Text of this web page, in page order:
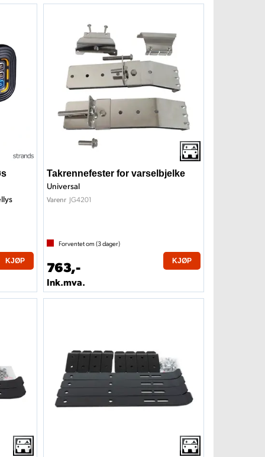
KJØP
Takrennefester for varselbjelke
Universal
Varenr JG4201
Forventet om (3dager)
763,-
Ink.mva.
KJØP